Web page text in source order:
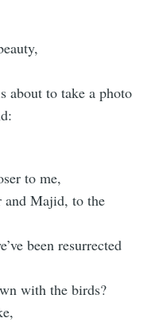
about to take a photo
to me,
and Majid, to the
been resurrected
with the birds?